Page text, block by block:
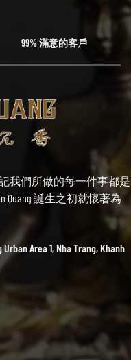
99% 滿意的客戶
記我們所做的每一件事都是
Quang 誕生之初就懷著為
Area 1, Nha Trang, Khanh